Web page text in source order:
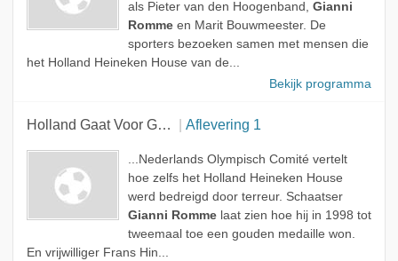
als Pieter van den Hoogenband, Gianni
Rommeen Marit Bouwmeester. De
sporters bezoeken samen met mensen die
het Holland Heineken House van de...
Bekijk programma
Holland Gaat Voor Goud Aflevering 1
...Nederlands Olympisch Comité vertelt
hoe zelfs het Holland Heineken House
werd bedreigd door terreur. Schaatser
Gianni Rommelaat zien hoe hij in 1998 tot
tweemaal toe een gouden medaille won.
En vrijwilliger Frans Hin...